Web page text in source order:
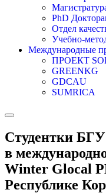
PhD
Отдел
Учебно-
Международные
ПРОЕКТ
GREENKG
GDCAU
SUMRICA
Студентки БГУ
в
Winter Glocal
Республике